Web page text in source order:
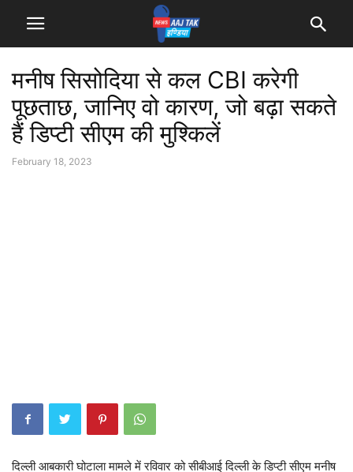
मनीष सिसोदिया से कल CBI करेगी
पूछताछ, जानिए वो कारण, जो बढ़ा सकते
हैं डिप्टी सीएम की मुश्किलें
February 18, 2023
दिल्ली आबकारी घोटाला मामले में रविवार को सीबीआई दिल्ली के डिप्टी सीएम मनीष